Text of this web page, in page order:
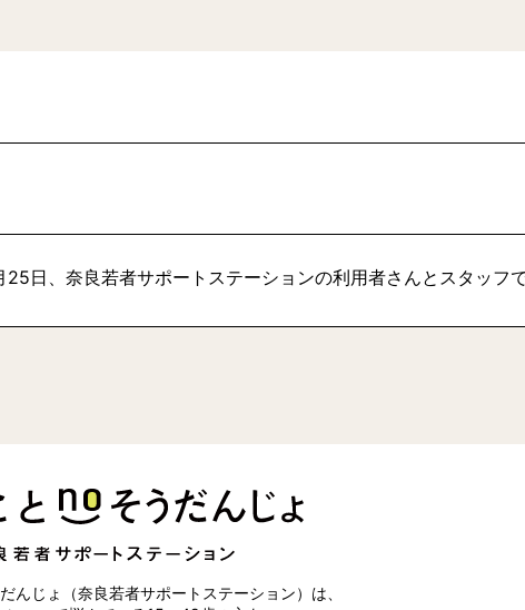
日、奈良若者サポートステーションの利用者さんとスタッフ
んじょ（奈良若者サポートステーション）は、